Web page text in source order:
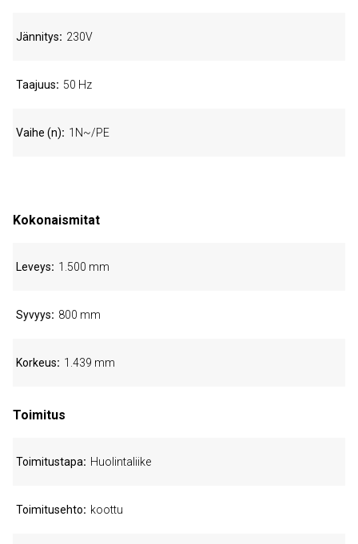
Jännitys 230V
Taajuus 50 Hz
Vaihe (n) 1N~/PE
Kokonaismitat
Leveys 1.500 mm
Syvyys 800 mm
Korkeus 1.439 mm
Toimitus
Toimitustapa Huolintaliike
Toimitusehto koottu